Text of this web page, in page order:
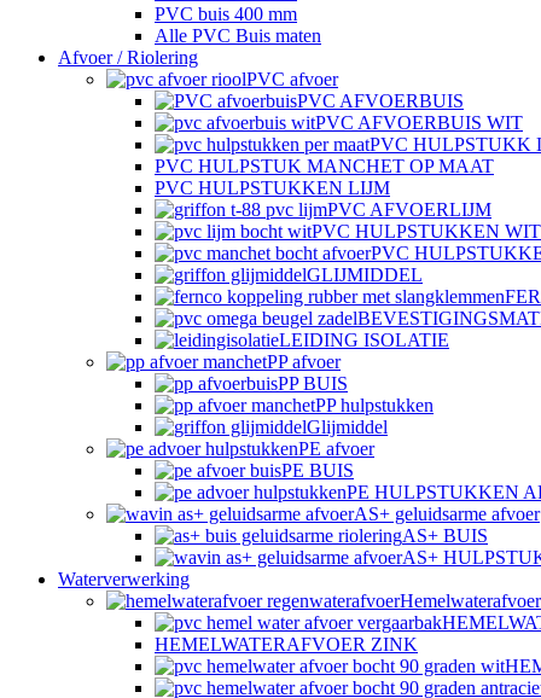
PVC buis 400 mm
Alle PVC Buis maten
Afvoer / Riolering
PVC afvoer
PVC AFVOERBUIS
PVC AFVOERBUIS WIT
PVC HULPSTUKK
PVC HULPSTUK MANCHET OP MAAT
PVC HULPSTUKKEN LIJM
PVC AFVOERLIJM
PVC HULPSTUKKEN WIT
PVC
GLIJMIDDEL
LEIDING ISOLATIE
PP afvoer
PP BUIS
PP hulpstukken
Glijmiddel
PE afvoer
PE BUIS
PE HULPSTUKKEN
AS+ geluidsarme afvoer
AS+ BUIS
AS+
Waterverwerking
Hemelwaterafvoer
HEMELWATERAFVOER ZINK